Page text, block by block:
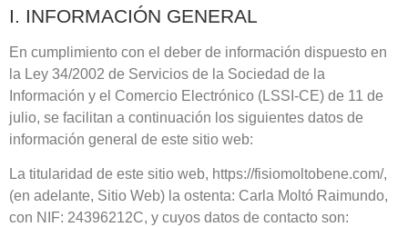
I. INFORMACIÓN GENERAL
En cumplimiento con el deber de información dispuesto en
la Ley 34/2002 de Servicios de la Sociedad de la
Información y el Comercio Electrónico (LSSI-CE) de 11 de
julio, se facilitan a continuación los siguientes datos de
información general de este sitio web:
La titularidad de este sitio web, https://fisiomoltobene.com/,
(en adelante, Sitio Web) la ostenta: Carla Moltó Raimundo,
con NIF: 24396212C, y cuyos datos de contacto son: